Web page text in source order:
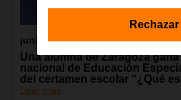
junio 2026
Una alumna de Zaragoza
nacional de Educación
del certamen escolar “¿Qué
Leer más
Rechazar